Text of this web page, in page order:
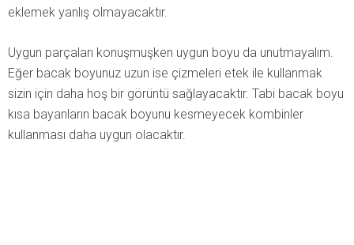
eklemek yanlış olmayacaktır.
Uygun parçaları konuşmuşken uygun boyu da unutmayalım.
Eğer bacak boyunuz uzun ise çizmeleri etek ile kullanmak
sizin için daha hoş bir görüntü sağlayacaktır. Tabi bacak boyu
kısa bayanların bacak boyunu kesmeyecek kombinler
kullanması daha uygun olacaktır.